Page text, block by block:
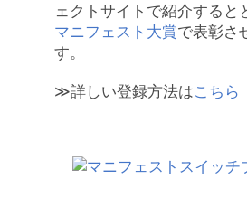
ェクトサイトで紹介すると
マニフェスト大賞で表彰さ
す。
≫詳しい登録方法はこちら